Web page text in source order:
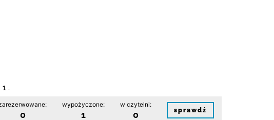
.
0
wypożyczone:
1
w czytelni:
0 sprawdź